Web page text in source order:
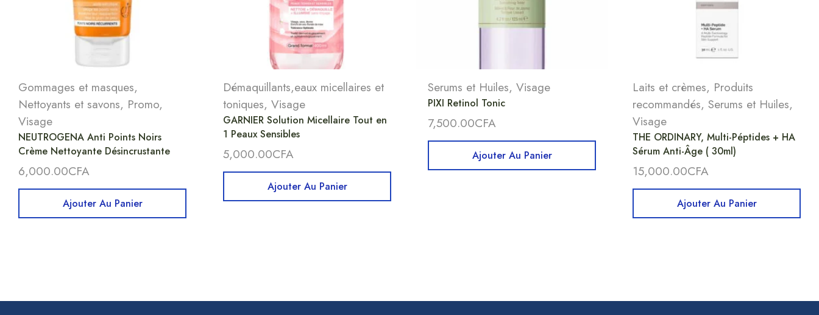
Gommages et masques,
Nettoyants et savons, Promo,
Visage
NEUTROGENA Anti Points Noirs
Crème Nettoyante Désincrustante
6,000.00CFA
Ajouter Au Panier
Démaquillants,eaux micellaires et
toniques, Visage
GARNIER Solution Micellaire Tout en
1 Peaux Sensibles
5,000.00CFA
Ajouter Au Panier
Serums et Huiles, Visage
PIXI Retinol Tonic
7,500.00CFA
Ajouter Au Panier
Laits et crèmes, Produits
recommandés, Serums et Huiles,
Visage
THE ORDINARY, Multi-Péptides + HA
Sérum Anti-Âge ( 30ml)
15,000.00CFA
Ajouter Au Panier